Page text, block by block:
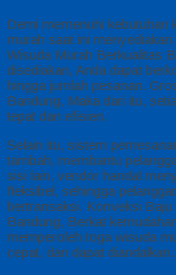
Demi memenuhi kebutuhan
murah saat ini
Wisuda Murah Berkualitas
disediakan, Anda dapat
hingga jumlah pesanan.
Bandung, Maka dari itu,
tepat dan efisien.
Selain itu, sistem
tambah, membantu
sisi lain, vendor handal
fleksibel, sehingga
bertransaksi. Konveksi
Bandung, Berkat
memperoleh toga wisuda
cepat, dan dapat diandalkan.